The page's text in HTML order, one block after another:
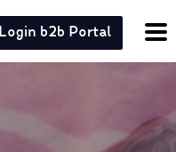
Login b2b Portal